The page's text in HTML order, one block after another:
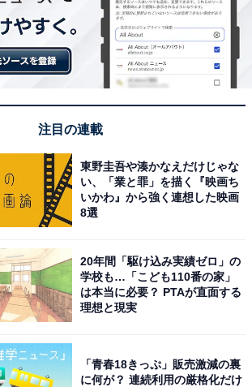
注目の連載
東野圭吾や湊かなえだけじゃな
い、「業と罪」を描く『映画ち
いかわ』から強く連想した映画
8選
20年間「駆け込み実績ゼロ」の
学校も…「こども110番の家」
は本当に必要？ PTAが直面する
理想と現実
「青春18きっぷ」販売激減の裏
に何が？ 連続利用の厳格化だけ